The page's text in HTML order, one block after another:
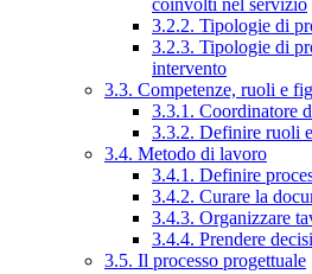
coinvolti nel servizio
3.2.2. Tipologie di
3.2.3. Tipologie di
intervento
3.3. Competenze, ruoli e
3.3.1. Coordinatore
3.3.2. Definire ruoli
3.4. Metodo di lavoro
3.4.1. Definire
3.4.2. Curare la
3.4.3. Organizzare
3.4.4. Prendere
3.5. Il processo progettuale